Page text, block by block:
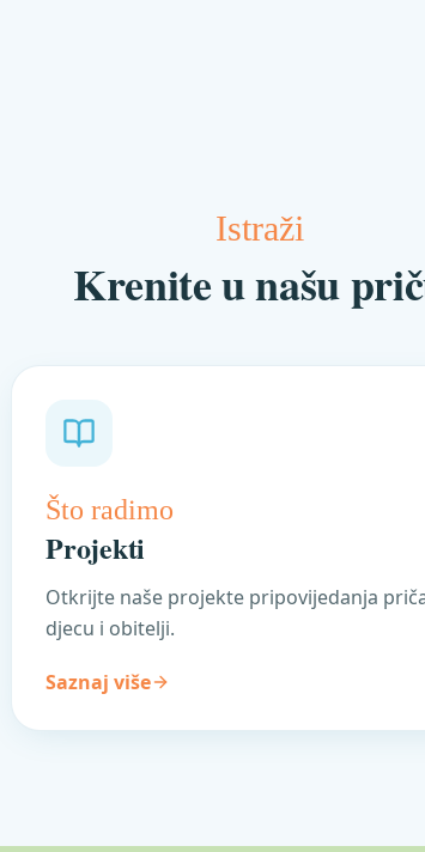
Istraži
Krenite u našu
Što radimo
Projekti
Otkrijte naše projekte pripovijedanja
djecu i obitelji.
Saznaj više